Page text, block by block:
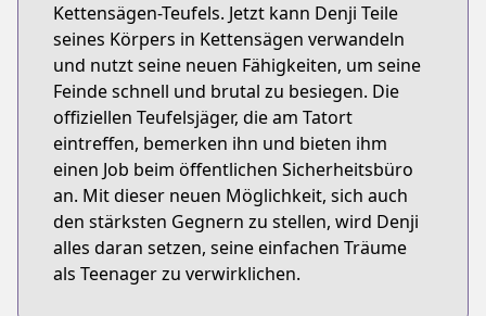
Kettensägen-Teufels. Jetzt kann Denji Teile
seines Körpers in Kettensägen verwandeln
und nutzt seine neuen Fähigkeiten, um seine
Feinde schnell und brutal zu besiegen. Die
offiziellen Teufelsjäger, die am Tatort
eintreffen, bemerken ihn und bieten ihm
einen Job beim öffentlichen Sicherheitsbüro
an. Mit dieser neuen Möglichkeit, sich auch
den stärksten Gegnern zu stellen, wird Denji
alles daran setzen, seine einfachen Träume
als Teenager zu verwirklichen.